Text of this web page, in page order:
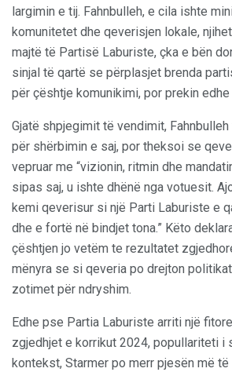
largimin e tij. Fahnbulleh, e cila ishte
komunitetet dhe qeverisjen lokale,
majtë të Partisë Laburiste, çka e bën
sinjal të qartë se përplasjet brenda
për çështje komunikimi, por prekin
Gjatë shpjegimit të vendimit,
për shërbimin e saj, por theksoi se
vepruar me “vizionin, ritmin dhe
sipas saj, u ishte dhënë nga votuesit.
kemi qeverisur si një Parti Laburiste e
dhe e fortë në bindjet tona.” Këto
çështjen jo vetëm te rezultatet
mënyra se si qeveria po drejton
zotimet për ndryshim.
Edhe pse Partia Laburiste arriti një
zgjedhjet e korrikut 2024, popullariteti i
kontekst, Starmer po merr pjesën më